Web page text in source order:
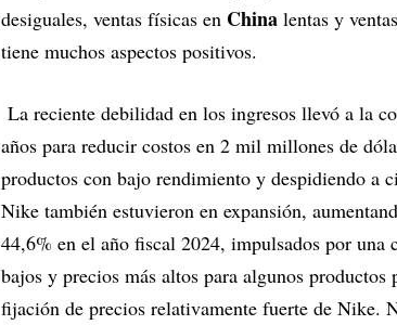
desiguales, ventas físicas en China lentas y
tiene muchos aspectos positivos.
La reciente debilidad en los ingresos llevó a la
años para reducir costos en 2 mil millones de
productos con bajo rendimiento y despidiendo a
Nike también estuvieron en expansión,
44,6% en el año fiscal 2024, impulsados por una
bajos y precios más altos para algunos
fijación de precios relativamente fuerte de Nike.